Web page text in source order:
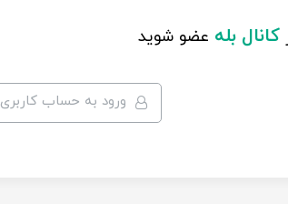
کانال بله عضو شوید
ورود به حساب کاربری